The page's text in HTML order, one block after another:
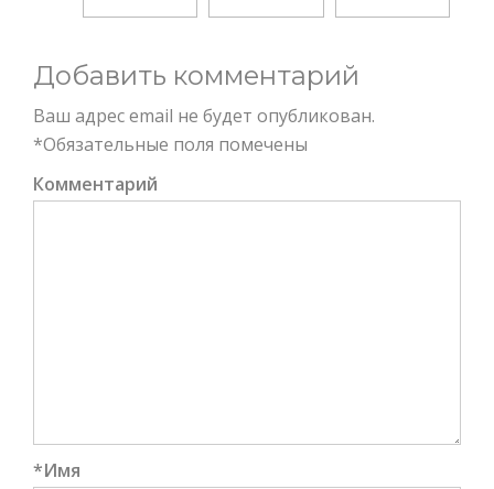
Добавить комментарий
Ваш адрес email не будет опубликован.
Обязательные поля помечены
*
Комментарий
Имя
*